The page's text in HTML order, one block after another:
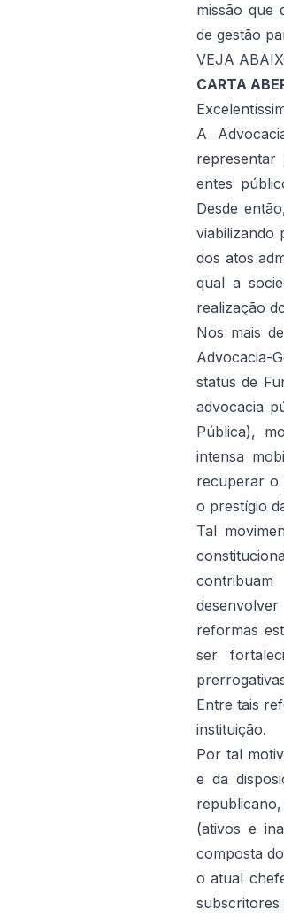
missão que
de gestão
VEJA
CARTA
A
representar
entes
Desde
viabilizando
dos atos
qual a
realização
Nos mais
Advocacia-
status de
advocacia
Pública),
intensa
recuperar o
o prestígio
Tal
reformas
ser
Entre tais
instituição.
Por tal
e da
(ativos e
composta
o atual